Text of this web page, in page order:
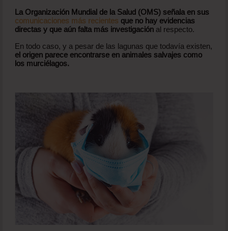
La Organización Mundial de la Salud (OMS) señala en sus
comunicaciones más recientes que no hay evidencias
directas y que aún falta más investigación al respecto.
En todo caso, y a pesar de las lagunas que todavía existen,
el origen parece encontrarse en animales salvajes como
los murciélagos.